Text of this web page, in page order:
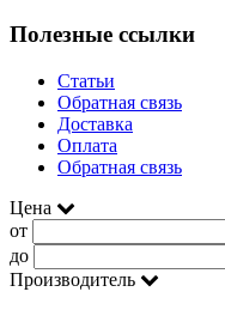
Полезные ссылки
Статьи
Обратная связь
Доставка
Оплата
Обратная связь
Цена
от
до
Производитель